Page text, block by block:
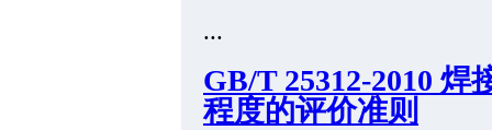
...
GB/T 25312-2010
程度的评价准则